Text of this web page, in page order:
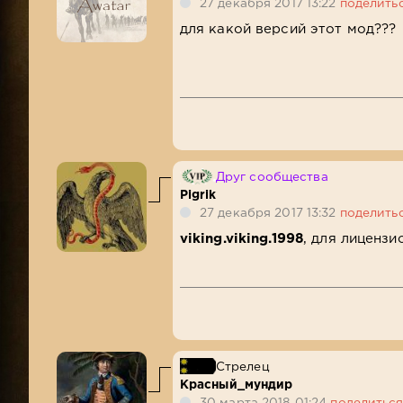
27 декабря 2017 13:22
для какой версий этот мод???
Друг сообщества
Pigrik
27 декабря 2017 13:32
viking.viking.1998, для
Стрелец
Красный_мундир